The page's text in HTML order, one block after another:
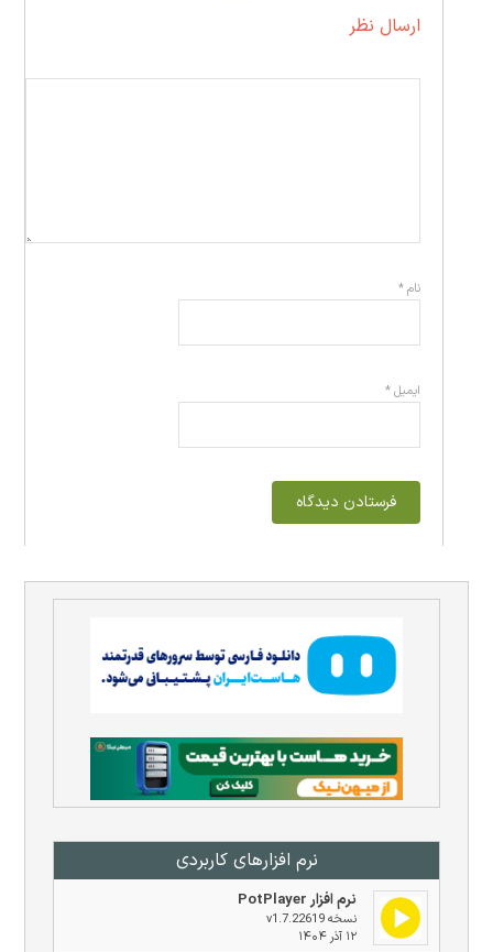
نرم افزار‌های کاربردی
نرم افزار PotPlayer
نسخه v1.7.22619
۱۲ آذر ۱۴۰۴
ارسال نظر
نام*
ایمیل*